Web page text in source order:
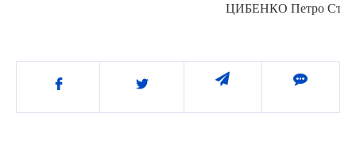
ЦИБЕНКО Петро
Поділитись